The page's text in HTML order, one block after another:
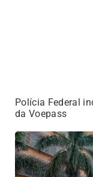
Polícia Federal
da Voepass